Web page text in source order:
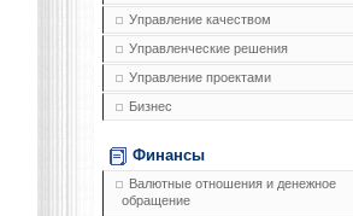
Управление качеством
Управленческие решения
Управление проектами
Бизнес
Финансы
Валютные отношения и денежное
обращение